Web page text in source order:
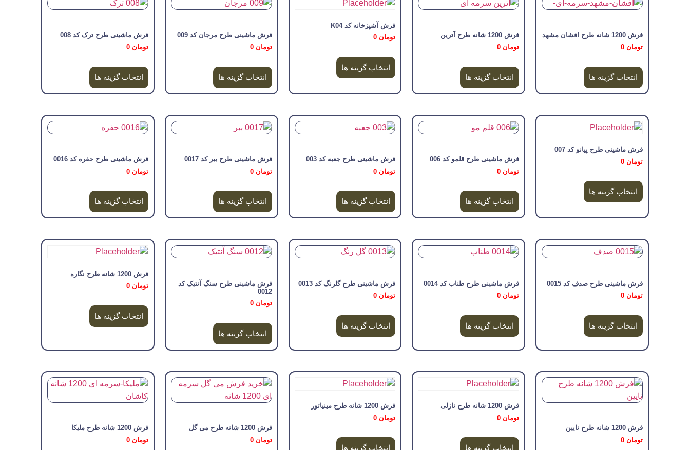
فرش 1200 شانه طرح افشان مشهد
تومان
انتخاب گزینه ها
فرش 1200 شانه طرح آترین
تومان
انتخاب گزینه ها
فرش آشپزخانه کد K04
تومان
انتخاب گزینه ها
فرش ماشینی طرح مرجان کد 009
تومان 0
انتخاب گزینه ها
فرش ماشینی طرح ترک کد 008
تومان 0
انتخاب گزینه ها
فرش ماشینی طرح پیانو کد 007
تومان
انتخاب گزینه ها
فرش ماشینی طرح قلمو کد 006
تومان
انتخاب گزینه ها
فرش ماشینی طرح جعبه کد 003
تومان
انتخاب گزینه ها
فرش ماشینی طرح ببر کد 0017
تومان 0
انتخاب گزینه ها
فرش ماشینی طرح حفره کد 0016
تومان 0
انتخاب گزینه ها
فرش ماشینی طرح صدف کد 0015
تومان
انتخاب گزینه ها
فرش ماشینی طرح طناب کد 0014
تومان
انتخاب گزینه ها
فرش ماشینی طرح گلرنگ کد 0013
تومان
انتخاب گزینه ها
فرش ماشینی طرح سنگ آنتیک کد
0012
تومان 0
انتخاب گزینه ها
فرش 1200 شانه طرح نگاره
تومان 0
انتخاب گزینه ها
فرش 1200 شانه طرح نایین
تومان
فرش 1200 شانه طرح نازلی
تومان
انتخاب گزینه ها
فرش 1200 شانه طرح مینیاتور
تومان
انتخاب گزینه ها
فرش 1200 شانه طرح می گل
تومان 0
فرش 1200 شانه طرح ملیکا
تومان 0